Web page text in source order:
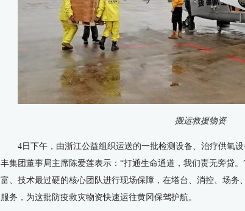
搬运救援物资
4日下午，由浙江公益组织运送的一批检测设备、治疗供氧
丰集团董事局主席陈爱莲表示：“打通生命通道，我们责无旁贷
富、技术最过硬的核心团队进行现场保障，在塔台、消控、场务
服务，为这批防疫救灾物资快速运往黄冈保驾护航。